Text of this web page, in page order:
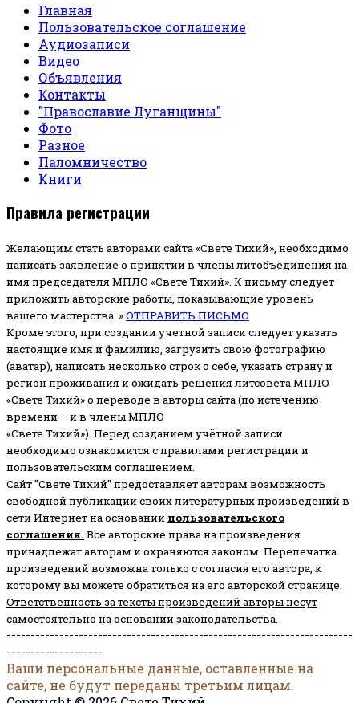
Главная
Пользовательское соглашение
Аудиозаписи
Видео
Объявления
Контакты
"Православие Луганщины"
Фото
Разное
Паломничество
Книги
Правила регистрации
Желающим стать авторами сайта «Свете Тихий», необходимо
написать заявление о принятии в члены литобъединения на
имя председателя МПЛО «Свете Тихий». К письму следует
приложить авторские работы, показывающие уровень
вашего мастерства. »ОТПРАВИТЬ ПИСЬМО
Кроме этого, при создании учетной записи следует указать
настоящие имя и фамилию, загрузить свою фотографию
(аватар), написать несколько строк о себе, указать страну и
регион проживания и ожидать решения литсовета МПЛО
«Свете Тихий» о переводе в авторы сайта (по истечению
времени – и в члены МПЛО
«Свете Тихий»). Перед созданием учётной записи
необходимо ознакомится с правилами регистрации и
пользовательским соглашением.
Сайт "Свете Тихий" предоставляет авторам возможность
свободной публикации своих литературных произведений в
сети Интернет на основании пользовательского
соглашения. Все авторские права на произведения
принадлежат авторам и охраняются законом. Перепечатка
произведений возможна только с согласия его автора, к
которому вы можете обратиться на его авторской странице.
Ответственность за тексты произведений авторы несут
самостоятельно на основании законодательства.
------------------------------------------------------------------------
--------------------
Ваши персональные данные, оставленные на
сайте, не будут переданы третьим лицам.